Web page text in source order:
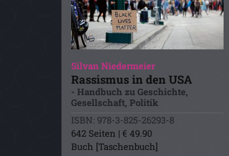
Silvan Niedermeier
Rassismus in den USA
- Handbuch zu Geschichte,
Gesellschaft, Politik
ISBN: 978-3-825-26293-8
642 Seiten | € 49.90
Buch [Taschenbuch]